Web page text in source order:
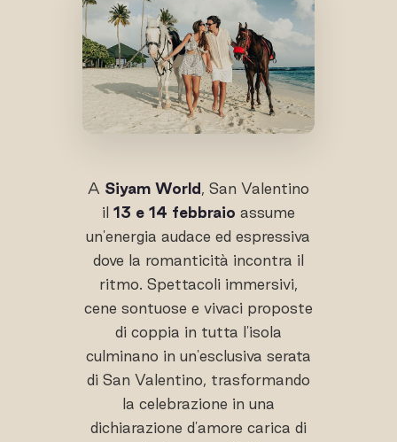
A Siyam World , San Valentino
il 13 e 14 febbraio assume
un'energia audace ed espressiva
dove la romanticità incontra il
ritmo. Spettacoli immersivi,
cene sontuose e vivaci proposte
di coppia in tutta l'isola
culminano in un'esclusiva serata
di San Valentino, trasformando
la celebrazione in una
dichiarazione d'amore carica di